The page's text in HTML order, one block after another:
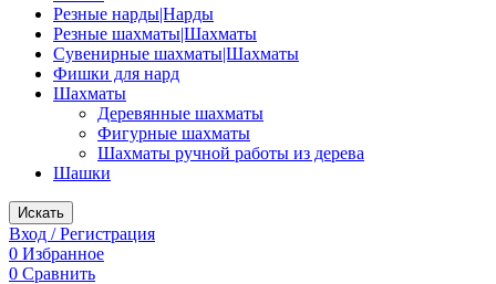
Резные нарды|Нарды
Резные шахматы|Шахматы
Сувенирные шахматы|Шахматы
Фишки для нард
Шахматы
Деревянные шахматы
Фигурные шахматы
Шахматы ручной работы из дерева
Шашки
Искать
Вход / Регистрация
0 Избранное
0 Сравнить